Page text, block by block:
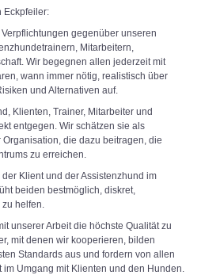
Eckpfeiler:
gegenüber unseren
Mitarbeitern,
Wir begegnen allen jederzeit mit
wann immer nötig, realistisch über
und Alternativen auf.
Klienten, Trainer, Mitarbeiter und
entgegen. Wir schätzen sie als
die dazu beitragen, die
zu erreichen.
Klient und der Assistenzhund im
beiden bestmöglich, diskret,
helfen.
unserer Arbeit die höchste Qualität zu
mit denen wir kooperieren, bilden
Standards aus und fordern von allen
Umgang mit Klienten und den Hunden.